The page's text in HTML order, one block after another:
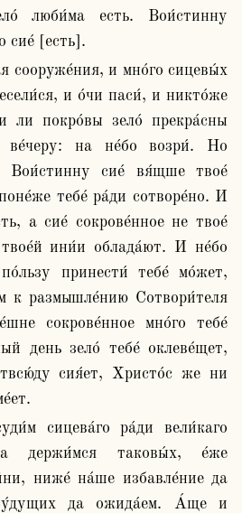
люби́ма есть. Вои́стинну
сие́ [есть].
и о́чи паси́, и никто́же
ли покро́вы зело́ прекра́сны
ве́черу: на не́бо возри́. Но
Вои́стинну сие́ вя́щше твое́
тебе́ ра́ди сотворе́но. И
а сие́ сокрове́нное не твое́
ини́и облада́ют. И не́бо
принести́ тебе́ мо́жет,
к размышле́нию Сотвори́теля
сокрове́нное мно́го тебе́
день зело́ тебе́ оклеве́щет,
сия́ет, Христо́с же ни
держи́мся таковы́х, е́же
ниже́ на́ше избавле́ние да
да ожида́ем. А́ще и